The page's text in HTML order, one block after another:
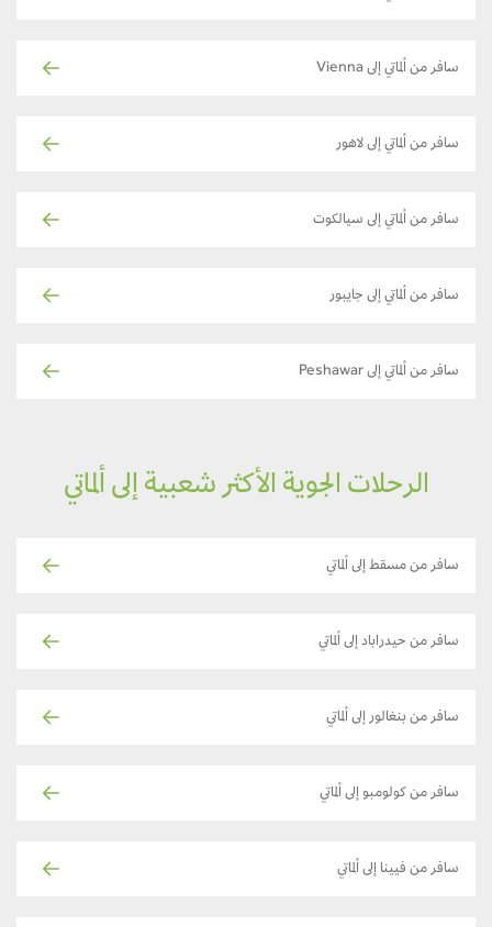
سافر من ألماتي إلى Vienna
سافر من ألماتي إلى لاهور
سافر من ألماتي إلى سيالكوت
سافر من ألماتي إلى جايبور
سافر من ألماتي إلى Peshawar
الرحلات الجوية الأكثر شعبية إلى ألماتي
سافر من مسقط إلى ألماتي
سافر من حيدراباد إلى ألماتي
سافر من بنغالور إلى ألماتي
سافر من كولومبو إلى ألماتي
سافر من فيينا إلى ألماتي